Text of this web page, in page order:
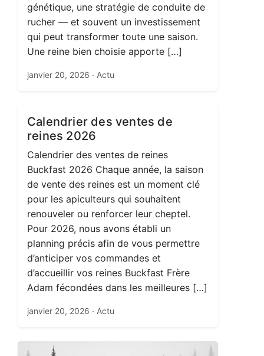
génétique, une stratégie de conduite de
rucher — et souvent un investissement
qui peut transformer toute une saison.
Une reine bien choisie apporte […]
janvier 20, 2026 · Actu
Calendrier des ventes de
reines 2026
Calendrier des ventes de reines
Buckfast 2026 Chaque année, la saison
de vente des reines est un moment clé
pour les apiculteurs qui souhaitent
renouveler ou renforcer leur cheptel.
Pour 2026, nous avons établi un
planning précis afin de vous permettre
d’anticiper vos commandes et
d’accueillir vos reines Buckfast Frère
Adam fécondées dans les meilleures […]
janvier 20, 2026 · Actu